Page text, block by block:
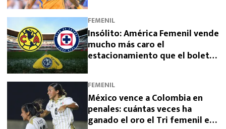
FEMENIL
Insólito: América Femenil vende
mucho más caro el
estacionamiento que el boleto
FEMENIL
México vence a Colombia en
penales: cuántas veces ha
ganado el oro el Tri femenil en